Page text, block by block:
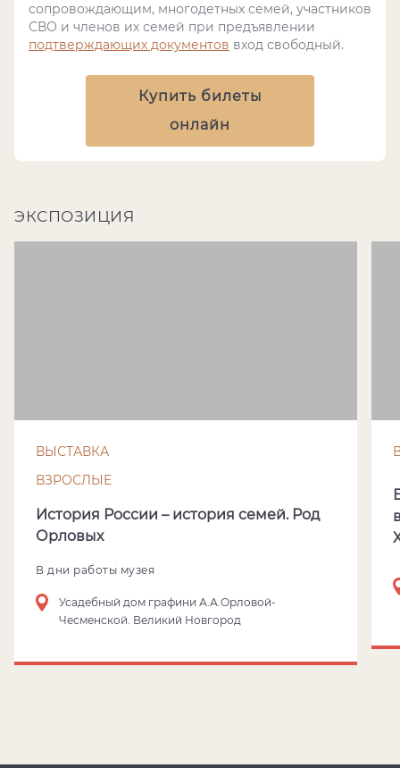
сопровождающим, многодетных семей, участников
СВО и членов их семей при предъявлении
подтверждающих документов вход свободный.
Купить билеты
онлайн
ЭКСПОЗИЦИЯ
ВЫСТАВКА
ВЗРОСЛЫЕ
История России – история семей. Род
Орловых
В дни работы музея
Усадебный дом графини А.А.Орловой-
Чесменской. Великий Новгород